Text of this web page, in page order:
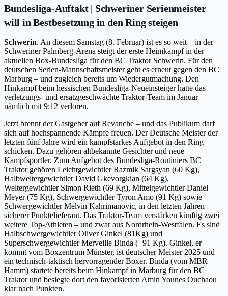
Bundesliga-Auftakt | Schweriner Serienmeister
will in Bestbesetzung in den Ring steigen
Schwerin. An diesem Samstag (8. Februar) ist es so weit – in der
Schweriner Palmberg-Arena steigt der erste Heimkampf in der
aktuellen Box-Bundesliga für den BC Traktor Schwerin. Für den
deutschen Serien-Mannschaftsmeister geht es erneut gegen den BC
Marburg – und zugleich bereits um Wiedergutmachung. Den
Hinkampf beim hessischen Bundesliga-Neueinsteiger hatte das
verletzungs- und ersatzgeschwächte Traktor-Team im Januar
nämlich mit 9:12 verloren.
Jetzt brennt der Gastgeber auf Revanche – und das Publikum darf
sich auf hochspannende Kämpfe freuen. Der Deutsche Meister der
letzten fünf Jahre wird ein kampfstarkes Aufgebot in den Ring
schicken. Dazu gehören altbekannte Gesichter und neue
Kampfsportler. Zum Aufgebot des Bundesliga-Routiniers BC
Traktor gehören Leichtgewichtler Razmik Sargsyan (60 Kg),
Halbweltergewichtler David Gkevorgkian (64 Kg),
Weltergewichtler Simon Rieth (69 Kg), Mittelgewichtler Daniel
Meyer (75 Kg), Schwergewichtler Tyron Amo (91 Kg) sowie
Schwergewichtler Melvin Kahrimanovic, in den letzten Jahren
sicherer Punktelieferant. Das Traktor-Team verstärken künftig zwei
weitere Top-Athleten – und zwar aus Nordrhein-Westfalen. Es sind
Halbschwergewichtler Oliver Ginkel (81Kg) und
Superschwergewichtler Merveille Binda (+91 Kg). Ginkel, er
kommt vom Boxzentrum Münster, ist deutscher Meister 2025 und
ein technisch-taktisch hervorragender Boxer. Binda (vom MBR
Hamm) startete bereits beim Hinkampf in Marburg für den BC
Traktor und besiegte dort den favorisierten Amin Younes Ouchaou
klar nach Punkten.